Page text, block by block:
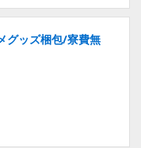
グッズ梱包/寮費無